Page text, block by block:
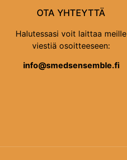
OTA YHTEYTTÄ
Halutessasi voit laittaa meille
viestiä osoitteeseen:
info@smedsensemble.fi